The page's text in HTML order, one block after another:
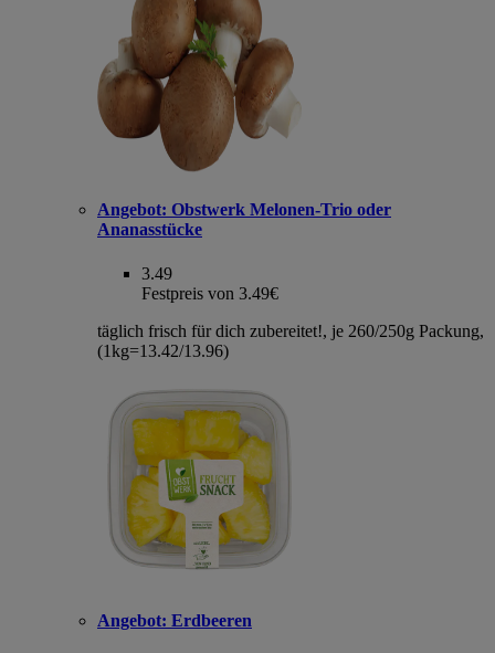
Angebot: Obstwerk Melonen-Trio oder
Ananasstücke
3.49
Festpreis von 3.49€
täglich frisch für dich zubereitet!, je 260/250g Packung,
(1kg=13.42/13.96)
Angebot: Erdbeeren